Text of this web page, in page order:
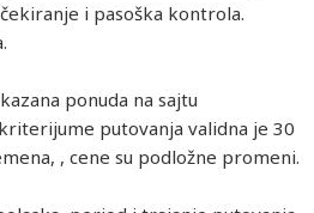
i pasoška kontrola.
ponuda na sajtu
putovanja validna je 30
, cene su podložne promeni.